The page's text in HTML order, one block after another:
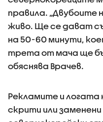
правила. „Двубоите
живо. Ще се дават
на 50-60 минути,
трета от мача ще
обяснява Врачев.
Рекламите и
скрити или заменени